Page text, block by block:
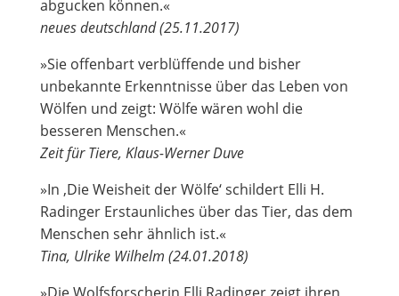
abgucken können.«
neues deutschland (25.11.2017)
»Sie offenbart verblüffende und bisher
unbekannte Erkenntnisse über das Leben von
Wölfen und zeigt: Wölfe wären wohl die
besseren Menschen.«
Zeit für Tiere, Klaus-Werner Duve
»In ‚Die Weisheit der Wölfe‘ schildert Elli H.
Radinger Erstaunliches über das Tier, das dem
Menschen sehr ähnlich ist.«
Tina, Ulrike Wilhelm (24.01.2018)